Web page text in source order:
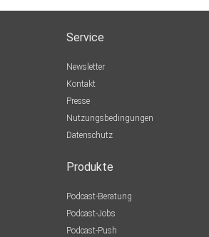
Service
Newsletter
Kontakt
Presse
Nutzungsbedingungen
Datenschutz
Produkte
Podcast-Beratung
Podcast-Jobs
Podcast-Push